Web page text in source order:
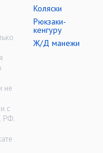
не
с
РФ.
Коляски
Рюкзаки-
кенгуру
Ж/Д манежи